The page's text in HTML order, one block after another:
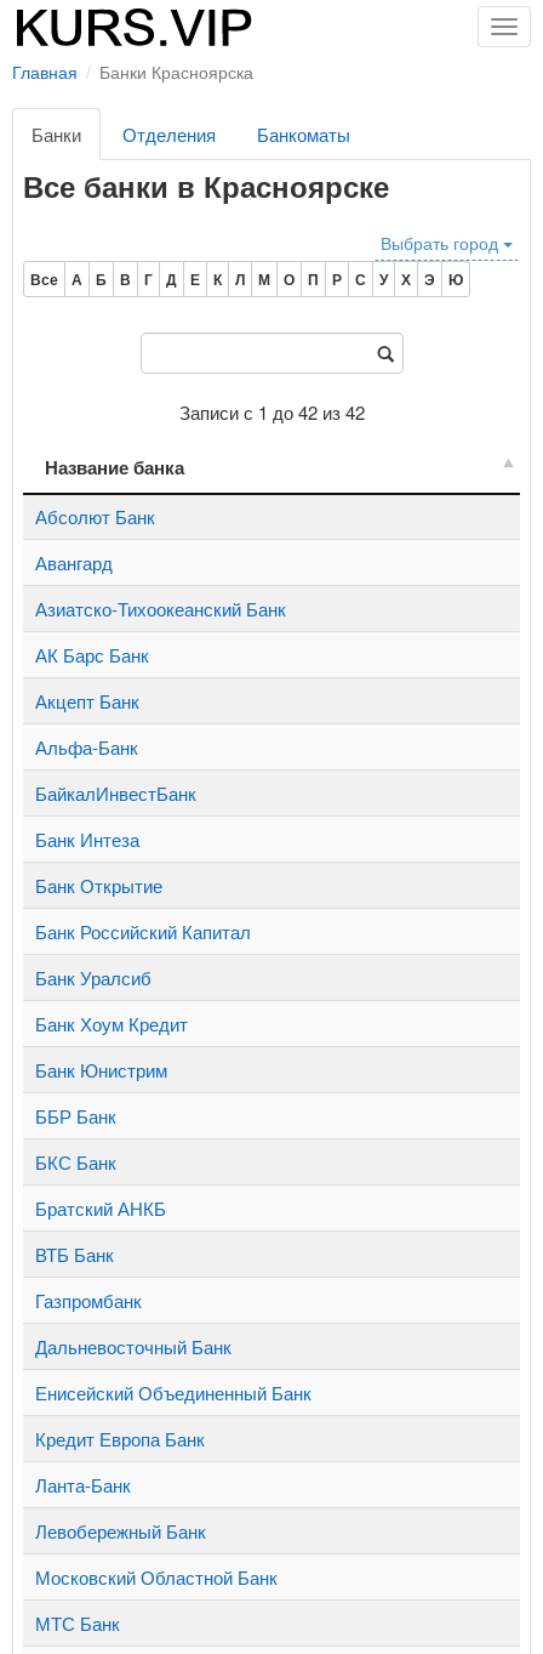
Главная Банки Красноярска
Банки Отделения Банкоматы
Все банки в Красноярске
Выбрать город
Все А Б В Г Д Е К Л М О П Р С У Х Э Ю
Записи с 1 до 42 из 42
Название банка
Абсолют Банк
Авангард
Азиатско-Тихоокеанский Банк
АК Барс Банк
Акцепт Банк
Альфа-Банк
БайкалИнвестБанк
Банк Интеза
Банк Открытие
Банк Российский Капитал
Банк Уралсиб
Банк Хоум Кредит
Банк Юнистрим
ББР Банк
БКС Банк
Братский АНКБ
ВТБ Банк
Газпромбанк
Дальневосточный Банк
Енисейский Объединенный Банк
Кредит Европа Банк
Ланта-Банк
Левобережный Банк
Московский Областной Банк
МТС Банк
Название банка